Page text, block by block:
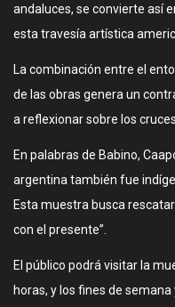
andaluces, se convierte así
esta travesía artística
La combinación entre el
de las obras genera un
a reflexionar sobre los
En palabras de Babino,
argentina también fue
Esta muestra busca
con el presente”.
El público podrá visitar la
horas, y los fines de